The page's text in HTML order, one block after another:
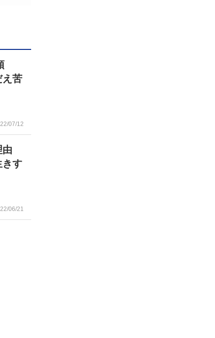
苦
07/12
由
きす
06/21